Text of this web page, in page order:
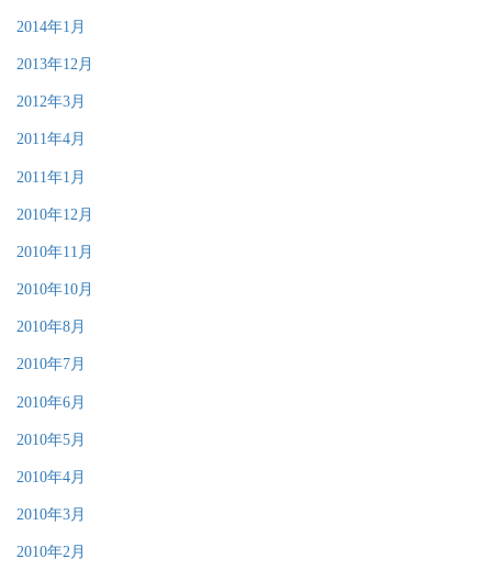
2014年1月
2013年12月
2012年3月
2011年4月
2011年1月
2010年12月
2010年11月
2010年10月
2010年8月
2010年7月
2010年6月
2010年5月
2010年4月
2010年3月
2010年2月